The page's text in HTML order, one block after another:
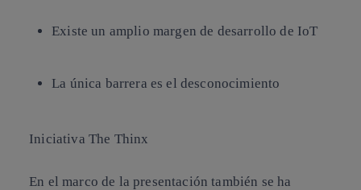
Existe un amplio margen de desarrollo de IoT
La única barrera es el desconocimiento
Iniciativa The Thinx
En el marco de la presentación también se ha